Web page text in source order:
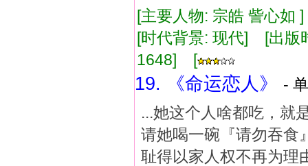
[主要人物: 宗皓 訾心
[时代背景: 现代] [出
1648] [
19. 《命运恋人》
-
...她这个人啥都吃，就
请她喝一碗『请勿吞食
耻得以家人权不再为理